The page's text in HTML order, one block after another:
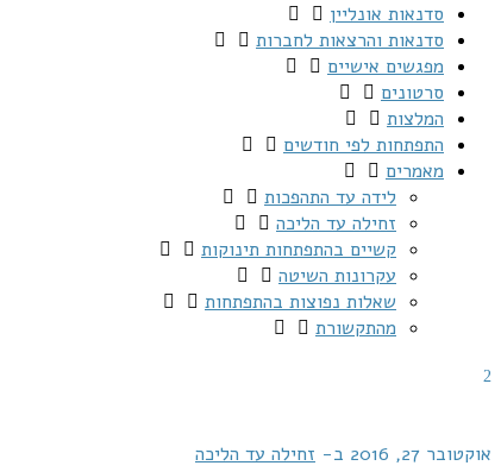
סדנאות אונליין
סדנאות והרצאות לחברות
מפגשים אישיים
סרטונים
המלצות
התפתחות לפי חודשים
מאמרים
לידה עד התהפכות
זחילה עד הליכה
קשיים בהתפתחות תינוקות
עקרונות השיטה
שאלות נפוצות בהתפתחות
מהתקשורת
אוקטובר 27, 2016 ב- זחילה עד הליכה